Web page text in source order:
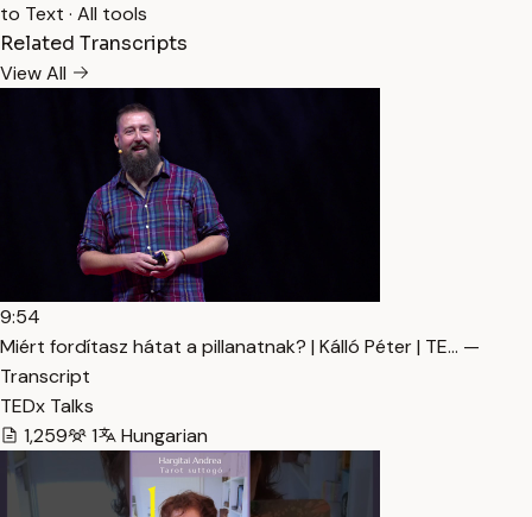
to Text · All tools
Related Transcripts
View All
9:54
Miért fordítasz hátat a pillanatnak? | Kálló Péter | TE… —
Transcript
TEDx Talks
1,259
1 Hungarian